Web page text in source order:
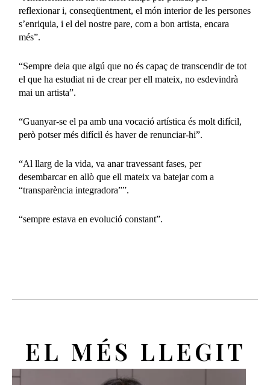
reflexionar i, conseqüentment, el món interior de les persones
s’enriquia, i el del nostre pare, com a bon artista, encara
més”.
“Sempre deia que algú que no és capaç de transcendir de tot
el que ha estudiat ni de crear per ell mateix, no esdevindrà
mai un artista”.
“Guanyar-se el pa amb una vocació artística és molt difícil,
però potser més difícil és haver de renunciar-hi”.
“Al llarg de la vida, va anar travessant fases, per
desembarcar en allò que ell mateix va batejar com a
“transparència integradora””.
“sempre estava en evolució constant”.
EL MÉS LLEGIT